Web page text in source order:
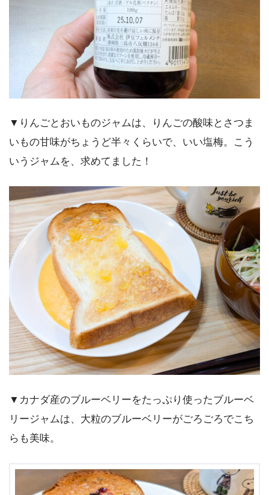
▼りんごとおいものジャムは、りんごの酸味とさつま
いもの甘味がちょうど半々くらいで、いい塩梅。こう
いうジャムを、求めてました！
▼カナダ産のブルーベリーをたっぷり使ったブルーベ
リージャムは、大粒のブルーベリーがごろごろでこち
らも美味。